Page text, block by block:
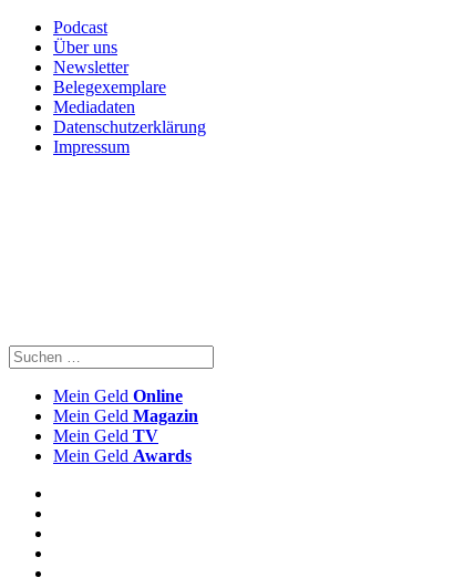
Podcast
Über uns
Newsletter
Belegexemplare
Mediadaten
Datenschutzerklärung
Impressum
Mein Geld Online
Mein Geld Magazin
Mein Geld TV
Mein Geld Awards